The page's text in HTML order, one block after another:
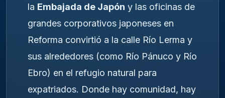
la Embajada de Japón y las oficinas de
grandes corporativos japoneses en
Reforma convirtió a la calle Río Lerma y
sus alrededores (como Río Pánuco y Río
Ebro) en el refugio natural para
expatriados. Donde hay comunidad, hay